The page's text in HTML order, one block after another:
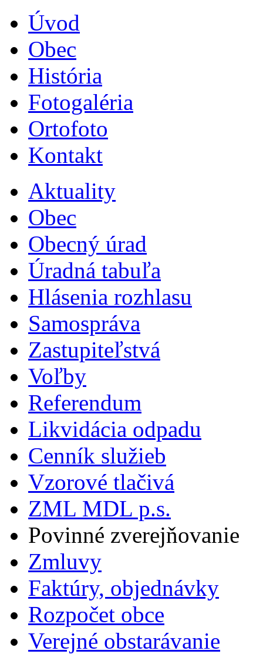
Úvod
Obec
História
Fotogaléria
Ortofoto
Kontakt
Aktuality
Obec
Obecný úrad
Úradná tabuľa
Hlásenia rozhlasu
Samospráva
Zastupiteľstvá
Voľby
Referendum
Likvidácia odpadu
Cenník služieb
Vzorové tlačivá
ZML MDL p.s.
Povinné zverejňovanie
Zmluvy
Faktúry, objednávky
Rozpočet obce
Verejné obstarávanie